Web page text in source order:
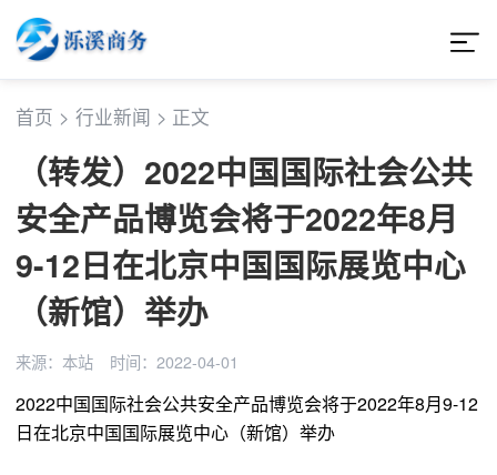
首页 > 行业新闻 > 正文
（转发）2022中国国际社会公共
安全产品博览会将于2022年8月
9-12日在北京中国国际展览中心
（新馆）举办
来源：本站 时间：2022-04-01
2022中国国际社会公共安全产品博览会将于2022年8月9-12
日在北京中国国际展览中心（新馆）举办